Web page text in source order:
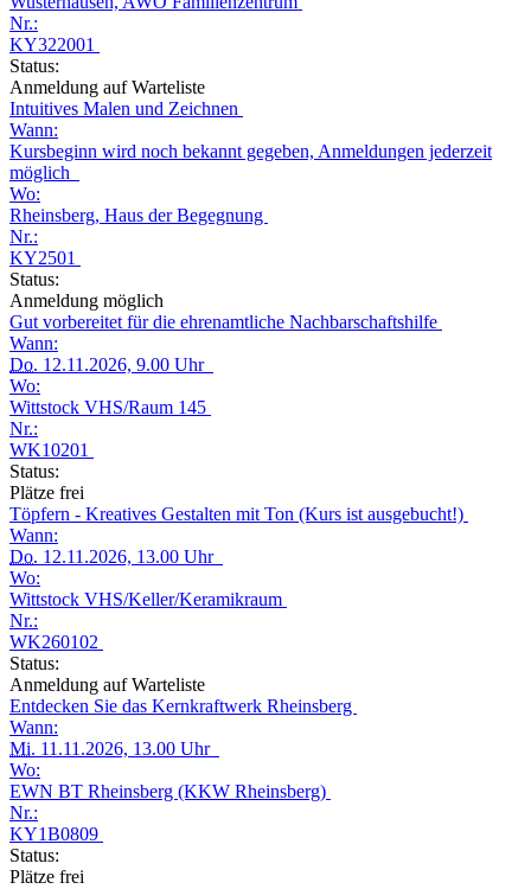
Nr.:
KY322001
Status:
Anmeldung auf Warteliste
Intuitives Malen und Zeichnen
Wann:
Kursbeginn wird noch bekannt gegeben, Anmeldungen jederzeit
möglich
Wo:
Rheinsberg, Haus der Begegnung
Nr.:
KY2501
Status:
Anmeldung möglich
Gut vorbereitet für die ehrenamtliche Nachbarschaftshilfe
Wann:
Do. 12.11.2026, 9.00 Uhr
Wo:
Wittstock VHS/Raum 145
Nr.:
WK10201
Status:
Plätze frei
Töpfern - Kreatives Gestalten mit Ton (Kurs ist ausgebucht!)
Wann:
Do. 12.11.2026, 13.00 Uhr
Wo:
Wittstock VHS/Keller/Keramikraum
Nr.:
WK260102
Status:
Anmeldung auf Warteliste
Entdecken Sie das Kernkraftwerk Rheinsberg
Wann:
Mi. 11.11.2026, 13.00 Uhr
Wo:
EWN BT Rheinsberg (KKW Rheinsberg)
Nr.:
KY1B0809
Status:
Plätze frei